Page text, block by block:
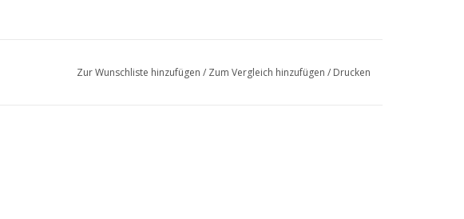
Zur Wunschliste hinzufügen / Zum Vergleich hinzufügen / Drucken